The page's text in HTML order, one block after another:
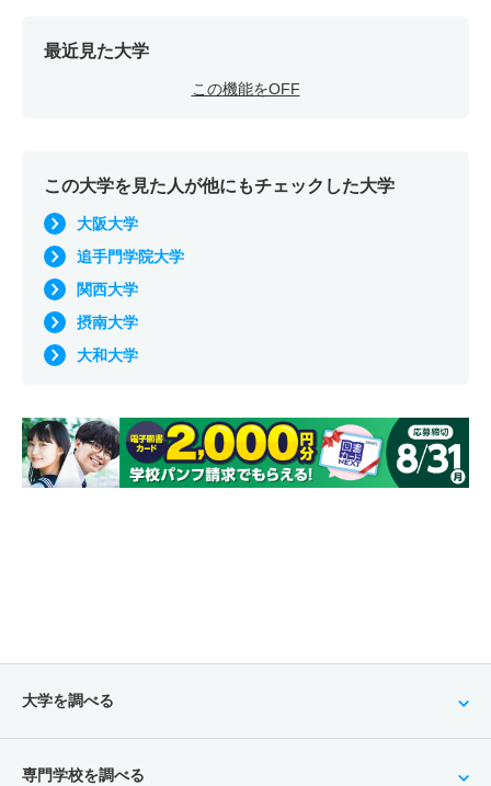
最近見た大学
この機能をOFF
この大学を見た人が他にもチェックした大学
大阪大学
追手門学院大学
関西大学
摂南大学
大和大学
大学を調べる
専門学校を調べる